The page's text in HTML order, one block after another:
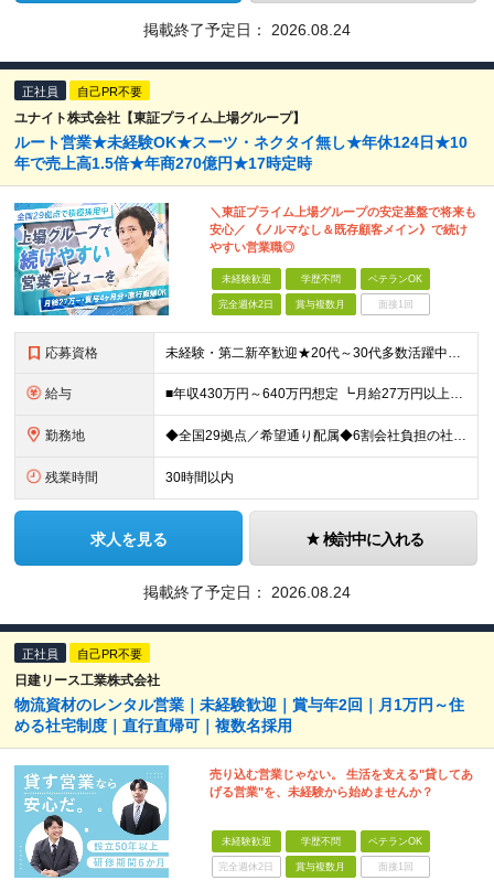
掲載終了予定日： 2026.08.24
正社員 自己PR不要
ユナイト株式会社【東証プライム上場グループ】
ルート営業★未経験OK★スーツ・ネクタイ無し★年休124日★10
年で売上高1.5倍★年商270億円★17時定時
＼東証プライム上場グループの安定基盤で将来も
安心／ 《ノルマなし＆既存顧客メイン》で続け
やすい営業職◎
未経験歓迎 学歴不問 ベテランOK
完全週休2日 賞与複数月 面接1回
応募資格 未経験・第二新卒歓迎★20代～30代多数活躍中！ ■普通自動車運転免許（AT限定可） ■学歴不問 ＜こんな方に向いています！＞ ◎営業の仕事に興味がある ◎未経験から専門知識を身につけたい ◎長く働
給与 ■年収430万円～640万円想定 ┗月給27万円以上～40万円（地域手当を含む）＋諸手当＋賞与年2回（4.0ヶ月※2024年度実績） ・地域手当…6,000円～30,000円（勤務地・帯同家族の有無に
勤務地 ◆全国29拠点／希望通り配属◆6割会社負担の社宅制度（借り上げ社宅※規定あり） ◆転居を伴う転勤なし ◆U・Iターン歓迎 ◆マイカー通勤可 ★建設ICT推進課（埼玉久喜市）積極採用中★ 【北海道エ
残業時間 30時間以内
求人を見る 検討中に入れる
掲載終了予定日： 2026.08.24
正社員 自己PR不要
日建リース工業株式会社
物流資材のレンタル営業｜未経験歓迎｜賞与年2回｜月1万円～住
める社宅制度｜直行直帰可｜複数名採用
売り込む営業じゃない。 生活を支える"貸してあ
げる営業"を、未経験から始めませんか？
未経験歓迎 学歴不問 ベテランOK
完全週休2日 賞与複数月 面接1回